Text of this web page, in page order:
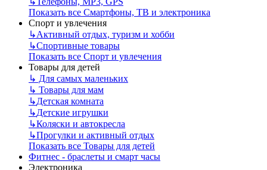
Показать все Смартфоны, ТВ и электроника
Спорт и увлечения
↳Активный отдых, туризм и хобби
↳Спортивные товары
Показать все Спорт и увлечения
Товары для детей
↳ Для самых маленьких
↳ Товары для мам
↳Детская комната
↳Детские игрушки
↳Коляски и автокресла
↳Прогулки и активный отдых
Показать все Товары для детей
Фитнес - браслеты и смарт часы
Электроника